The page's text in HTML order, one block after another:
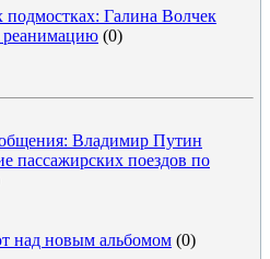
подмостках: Галина Волчек
реанимацию (0)
Владимир Путин
пассажирских поездов по
над новым альбомом (0)